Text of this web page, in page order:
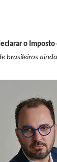
o Imposto
brasileiros